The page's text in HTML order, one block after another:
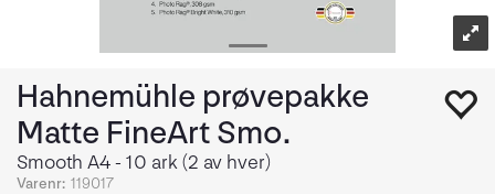
Hahnemühle prøvepakke
Matte FineArt Smo.
Smooth A4 - 10 ark (2 av hver)
Varenr: 119017